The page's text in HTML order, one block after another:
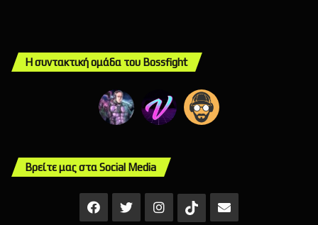
Η συντακτική ομάδα του Bossfight
Βρείτε μας στα Social Media
Facebook
X InstagramTikTokMail